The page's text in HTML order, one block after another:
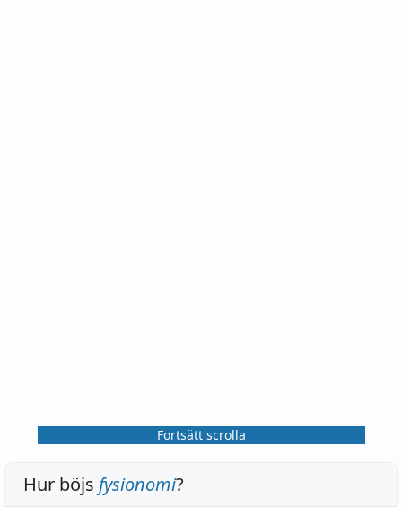
Fortsätt scrolla
Hur böjs fysionomi?